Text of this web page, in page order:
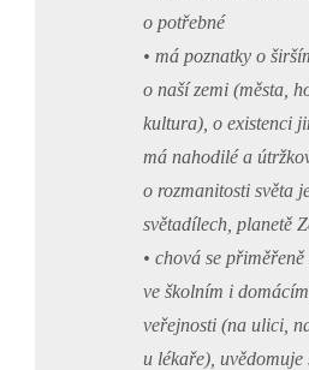
o potřebné
• má poznatky o
o naší zemi (města,
kultura), o existenci
má nahodilé a
o rozmanitosti světa
světadílech, planetě
• chová se přiměřeně
ve školním i
veřejnosti (na ulici,
u lékaře), uvědomuje